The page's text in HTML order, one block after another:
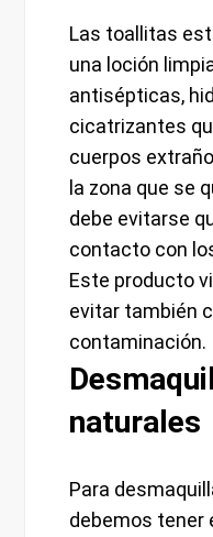
Las toallitas
una loción
antisépticas,
cicatrizantes
cuerpos
la zona que se
debe evitarse
contacto con
Este producto
evitar también
contaminación.
naturales
Para
debemos tener